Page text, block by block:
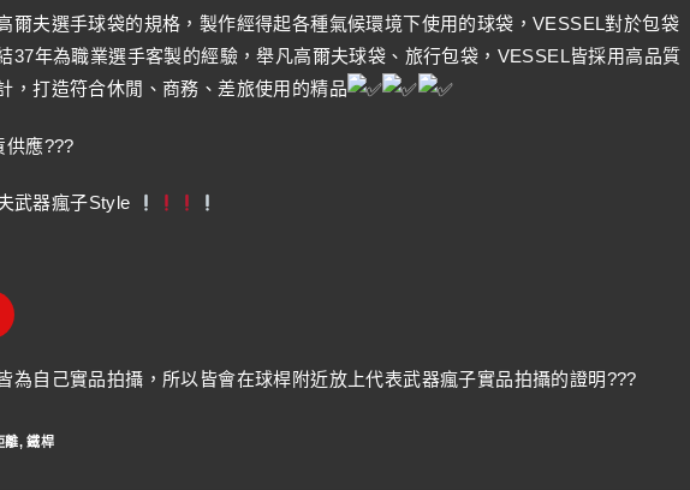
爾夫選手球袋的規格，製作經得起各種氣候環境下使用的球袋，VESSEL對於包袋
37年為職業選手客製的經驗，舉凡高爾夫球袋、旅行包袋，VESSEL皆採用高品質
，打造符合休閒、商務、差旅使用的精品
供應???
武器瘋子Style
為自己實品拍攝，所以皆會在球桿附近放上代表武器瘋子實品拍攝的證明???
離, 鐵桿